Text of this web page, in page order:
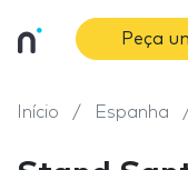
Peça
Início Espanha